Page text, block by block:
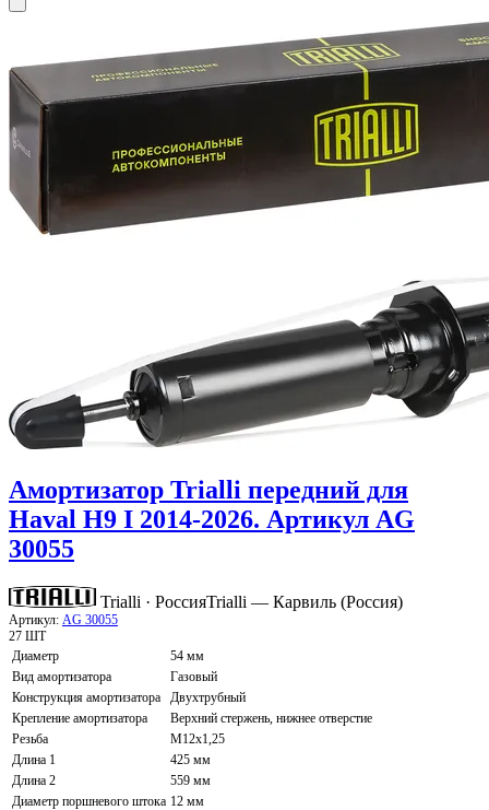
Амортизатор Trialli передний для
Haval H9 I 2014-2026. Артикул AG
30055
Trialli · РоссияTrialli — Карвиль (Россия)
Артикул: AG 30055
27 ШТ
Диаметр
54 мм
Вид амортизатора
Газовый
Конструкция амортизатора
Двухтрубный
Крепление амортизатора
Верхний стержень, нижнее отверстие
Резьба
M12x1,25
Длина 1
425 мм
Длина 2
559 мм
Диаметр поршневого штока 12 мм